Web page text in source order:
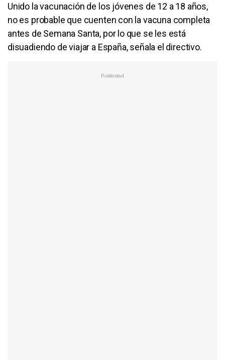
Unido la vacunación de los jóvenes de 12 a 18 años,
no es probable que cuenten con la vacuna completa
antes de Semana Santa, por lo que se les está
disuadiendo de viajar a España, señala el directivo.